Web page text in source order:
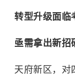
转型升级面临
亟需拿出新招
天府新区，对